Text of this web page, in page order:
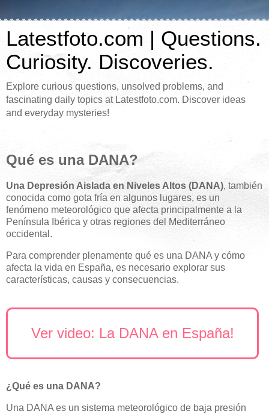
Latestfoto.com | Questions.
Curiosity. Discoveries.
Explore curious questions, unsolved problems, and
fascinating daily topics at Latestfoto.com. Discover ideas
and everyday mysteries!
Qué es una DANA?
Una Depresión Aislada en Niveles Altos (DANA), también
conocida como gota fría en algunos lugares, es un
fenómeno meteorológico que afecta principalmente a la
Península Ibérica y otras regiones del Mediterráneo
occidental.
Para comprender plenamente qué es una DANA y cómo
afecta la vida en España, es necesario explorar sus
características, causas y consecuencias.
Ver video: La DANA en España!
¿Qué es una DANA?
Una DANA es un sistema meteorológico de baja presión